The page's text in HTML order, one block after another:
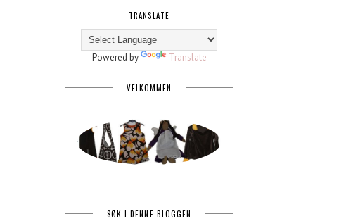
TRANSLATE
Powered by Translate
VELKOMMEN
SØK I DENNE BLOGGEN